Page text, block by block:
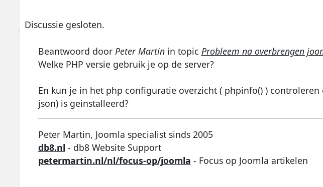
Discussie gesloten.
Beantwoord door Peter Martinin topic Probleem na overbrengen
Welke PHP versie gebruik je op de server?
En kun je in het php configuratie overzicht ( phpinfo() ) controleren
json) is geinstalleerd?
Peter Martin, Joomla specialist sinds 2005
db8.nl - db8 Website Support
petermartin.nl/nl/focus-op/joomla - Focus op Joomla artikelen